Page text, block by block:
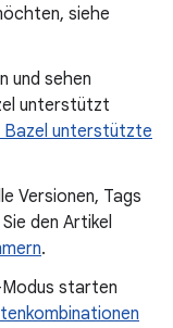
siehe
und sehen
unterstützt
Bazel unterstützte
Versionen, Tags
den Artikel
.
starten